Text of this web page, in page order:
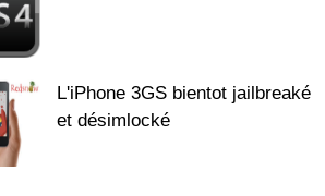
L'iPhone 3GS bientot jailbreaké
et désimlocké